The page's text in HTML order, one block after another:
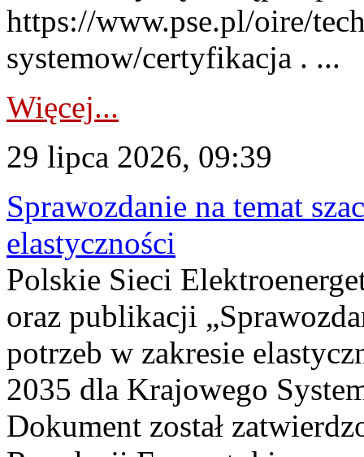
https://www.pse.pl/oire/
systemow/certyfikacja . ...
Więcej...
29 lipca 2026, 09:39
Sprawozdanie na temat
elastyczności
Polskie Sieci
oraz publikacji
potrzeb w zakresie
2035 dla Krajowego
Dokument został